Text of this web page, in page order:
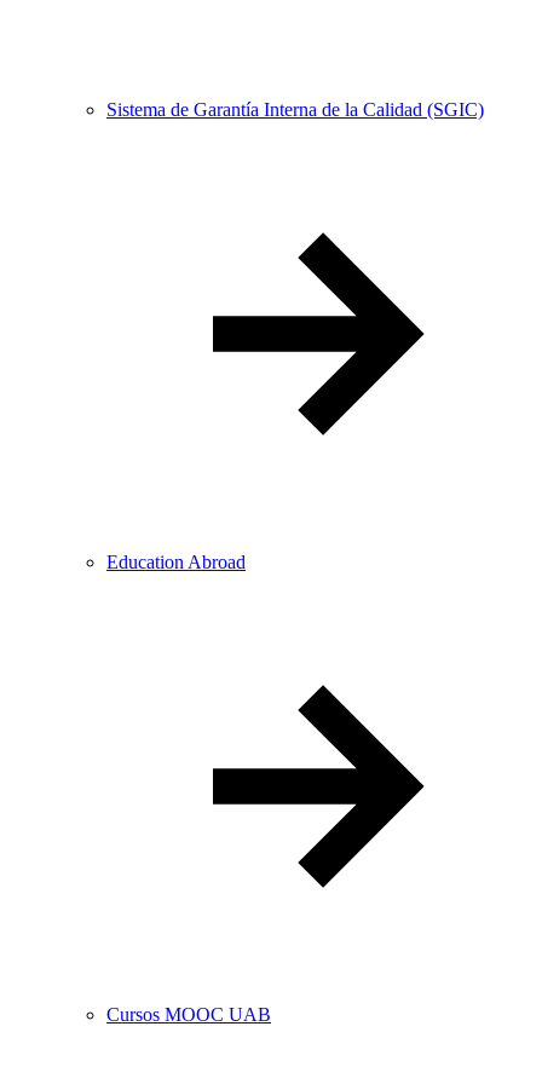
Sistema de Garantía Interna de la Calidad (SGIC)
Education Abroad
Cursos MOOC UAB